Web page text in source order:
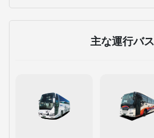
主な運行バ